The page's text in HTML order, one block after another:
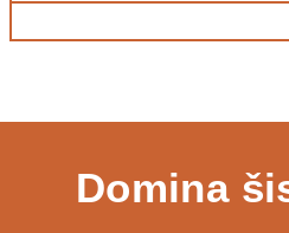
Domina